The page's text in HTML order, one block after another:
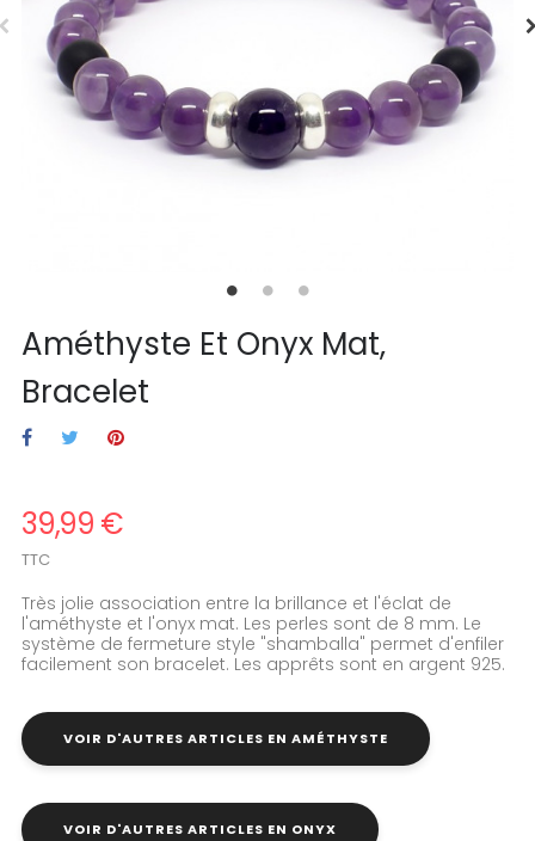
Améthyste Et Onyx Mat,
Bracelet
39,99 €
TTC
Très jolie association entre la brillance et l'éclat de
l'améthyste et l'onyx mat. Les perles sont de 8 mm. Le
système de fermeture style "shamballa" permet d'enfiler
facilement son bracelet. Les apprêts sont en argent 925.
VOIR D'AUTRES ARTICLES EN AMÉTHYSTE
VOIR D'AUTRES ARTICLES EN ONYX